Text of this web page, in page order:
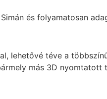
és folyamatosan
lehetővé téve a
más 3D